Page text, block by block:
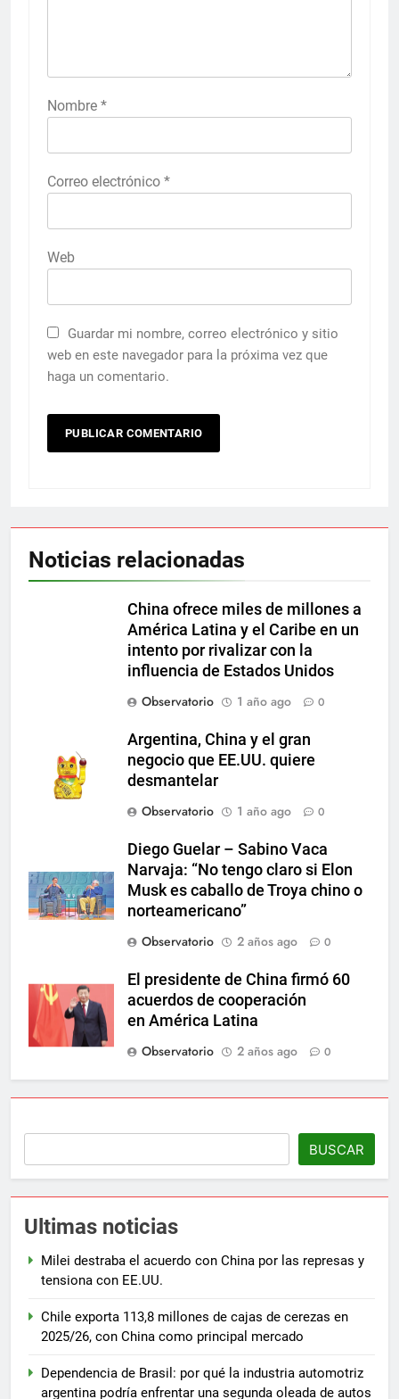
Nombre *
Correo electrónico *
Web
Guardar mi nombre, correo electrónico y sitio
web en este navegador para la próxima vez que
haga un comentario.
Noticias relacionadas
China ofrece miles de millones a
América Latina y el Caribe en un
intento por rivalizar con la
influencia de Estados Unidos
Observatorio
1 año ago 0
Argentina, China y el gran
negocio que EE.UU. quiere
desmantelar
Observatorio
1 año ago 0
Diego Guelar – Sabino Vaca
Narvaja: “No tengo claro si Elon
Musk es caballo de Troya chino o
norteamericano”
Observatorio
2 años ago 0
El presidente de China firmó 60
acuerdos de cooperación
en América Latina
Observatorio
2 años ago 0
BUSCAR
Ultimas noticias
Milei destraba el acuerdo con China por las represas y
tensiona con EE.UU.
Chile exporta 113,8 millones de cajas de cerezas en
2025/26, con China como principal mercado
Dependencia de Brasil: por qué la industria automotriz
argentina podría enfrentar una segunda oleada de autos